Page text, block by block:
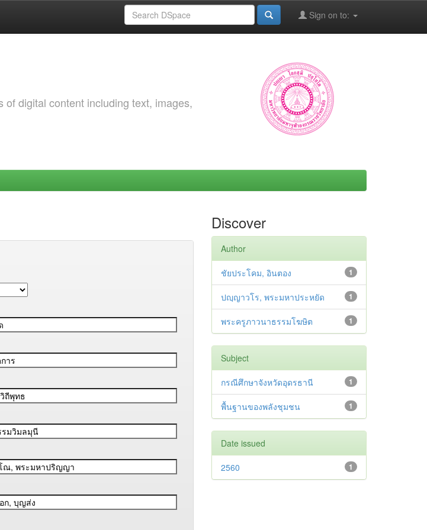
Sign on to:
digital content including text, images,
Discover
Author
1
ชัยประโคม, อินตอง
1
ปญฺญาวโร, พระมหาประหยัด
1
พระครูภาวนาธรรมโฆษิต
Subject
1
กรณีศึกษาจังหวัดอุดรธานี
1
พื้นฐานของพลังชุมชน
Date issued
1
2560